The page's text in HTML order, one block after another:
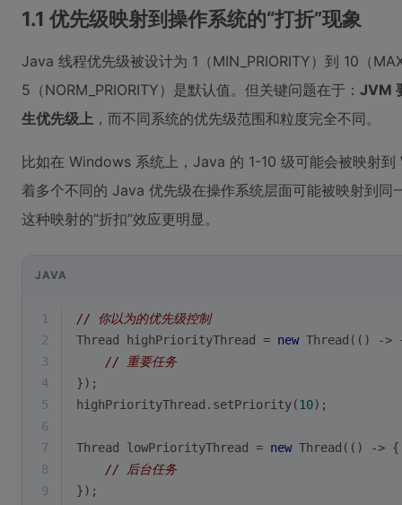
1.1 优先级映射到操作系统的“打折”现象
Java 线程优先级被设计为 1（MIN_PRIORITY）到 10（
5（NORM_PRIORITY）是默认值。但关键问题在于： JVM
生优先级上 ，而不同系统的优先级范围和粒度完全不同。
比如在 Windows 系统上，Java 的 1-10 级可能会被映射
着多个不同的 Java 优先级在操作系统层面可能被映射到
这种映射的“折扣”效应更明显。
JAVA
1
// 你以为的优先级控制
2
Thread highPriorityThread = new Thread(() ->
3
// 重要任务
4
});
5
highPriorityThread.setPriority(10);
6
7
Thread lowPriorityThread = new Thread(() -> {
8
// 后台任务
9
});